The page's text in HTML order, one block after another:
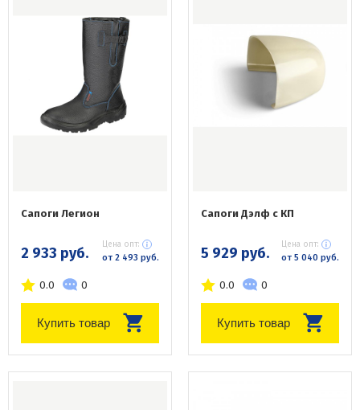
Сапоги Легион
2 933 руб. Цена опт:
от 2 493 руб.
0.0 0
Купить товар
Сапоги Дэлф с КП
5 929 руб. Цена опт:
от 5 040 руб.
0.0 0
Купить товар